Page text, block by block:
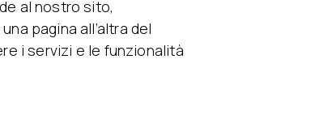
al nostro sito,
pagina all’altra del
i servizi e le funzionalità